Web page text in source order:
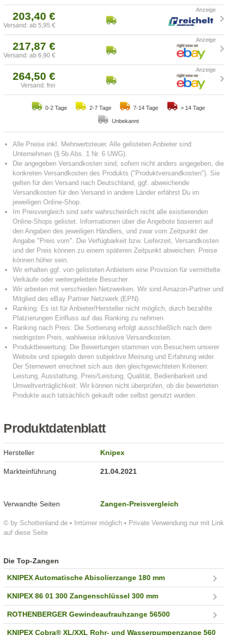
203,40 €
Versand: ab 5,95 €
217,87 €
Versand: ab 6,90 €
264,50 €
Versand: frei
0-2 Tage 2-7 Tage 7-14 Tage > 14 Tage
Unbekannt
Produktdatenblatt
© by Schottenland.de • Irrtümer möglich • Private Verwendung nur mit Link
auf diese Seite
Hersteller Knipex
Markteinführung 21.04.2021
Verwandte Seiten Zangen-Preisvergleich
Die Top-Zangen
KNIPEX Automatische Abisolierzange 180 mm
KNIPEX 86 01 300 Zangenschlüssel 300 mm
ROTHENBERGER Gewindeaufrauhzange 56500
KNIPEX Cobra® XL/XXL Rohr- und Wasserpumpenzange 560